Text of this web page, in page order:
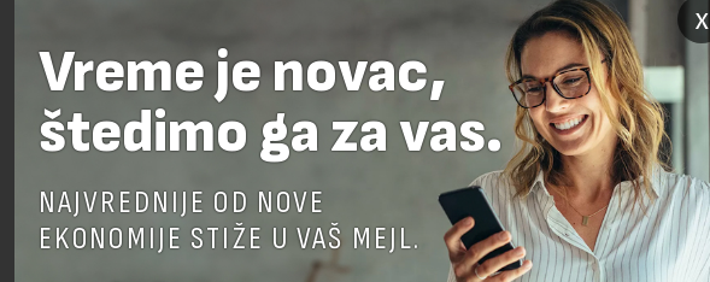
Pre slanja komentara, molimo vas da se upoznate sa
pravilima komentarisanja i pravilima
korišćenja sajta.
Sajt je zaštićen pomocu reCaptcha i Google. Google Politika Privatnosti iGoogle Uslovi
x
Vreme je novac,
štedimo ga za vas.
NAJVREDNIJE OD NOVE
EKONOMIJE STIŽE U VAŠ MEJL.